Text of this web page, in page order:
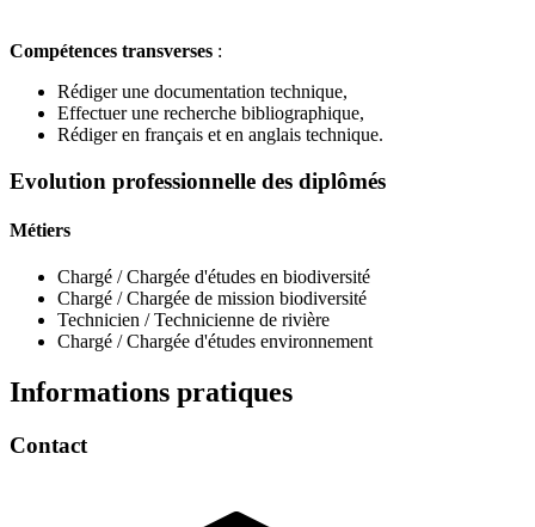
Compétences transverses :
Rédiger une documentation technique,
Effectuer une recherche bibliographique,
Rédiger en français et en anglais technique.
Evolution professionnelle des diplômés
Métiers
Chargé / Chargée d'études en biodiversité
Chargé / Chargée de mission biodiversité
Technicien / Technicienne de rivière
Chargé / Chargée d'études environnement
Informations pratiques
Contact